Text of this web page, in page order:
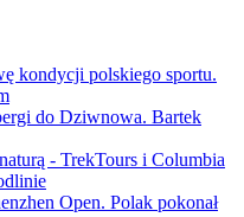
kondycji polskiego sportu.
do Dziwnowa. Bartek
- TrekTours i Columbia
Open. Polak pokonał